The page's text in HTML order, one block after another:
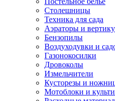
Столешницы
Техника для сада
Аэраторы и
Бензопилы
Воздуходувки и
Газонокосилки
Дровоколы
Измельчители
Кусторезы и
Мотоблоки и